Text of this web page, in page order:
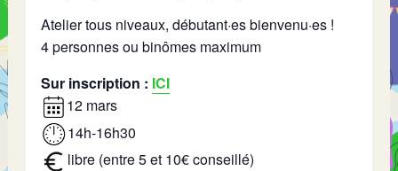
Atelier tous niveaux, débutant·es bienvenu·es !
4 personnes ou binômes maximum
Sur inscription : ICI
12 mars
14h-16h30
libre (entre 5 et 10€ conseillé)